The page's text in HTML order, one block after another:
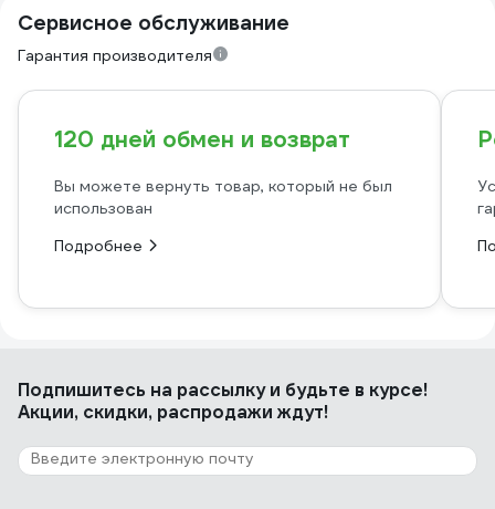
Сервисное обслуживание
Гарантия производителя
120 дней обмен и возврат
Вы можете вернуть товар, который не был
использован
Подробнее
Подпишитесь на рассылкуи будьте в курсе!
Акции, скидки, распродажи ждут!